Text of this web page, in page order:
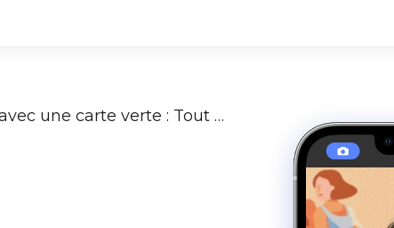
Voyager au Canada avec une carte verte : Tout ce que vous devez savoir